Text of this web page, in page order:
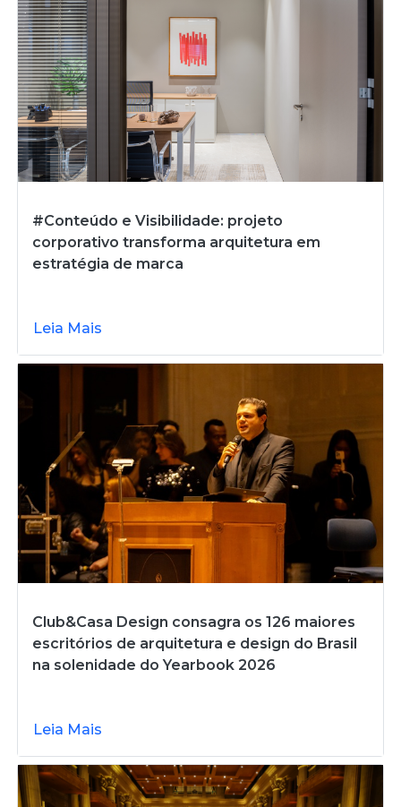
#Conteúdo e Visibilidade: projeto
corporativo transforma arquitetura em
estratégia de marca
Leia Mais
Club&Casa Design consagra os 126 maiores
escritórios de arquitetura e design do Brasil
na solenidade do Yearbook 2026
Leia Mais